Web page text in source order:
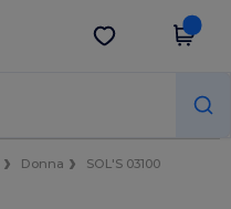
Scarica app
Donna SOL'S 03100